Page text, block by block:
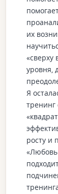
их
«сверху
уровня,
Я
тренинг
росту и
«Любовь